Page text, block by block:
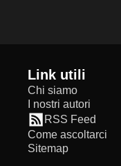
Link utili
Chi siamo
I nostri autori
RSS Feed
Come ascoltarci
Sitemap